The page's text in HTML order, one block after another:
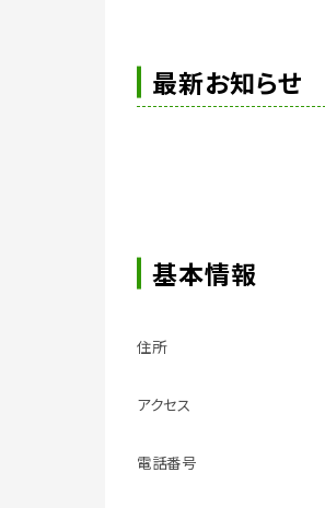
最新お知らせ
基本情報
住所
アクセス
電話番号